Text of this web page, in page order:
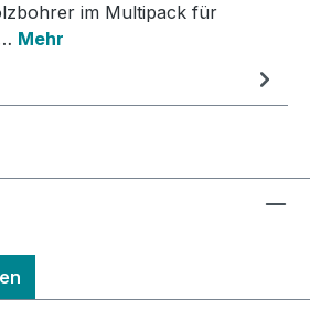
im Multipack für
Mehr